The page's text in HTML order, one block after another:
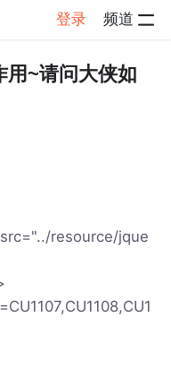
登录 频道
~请问大侠如
resource/jque